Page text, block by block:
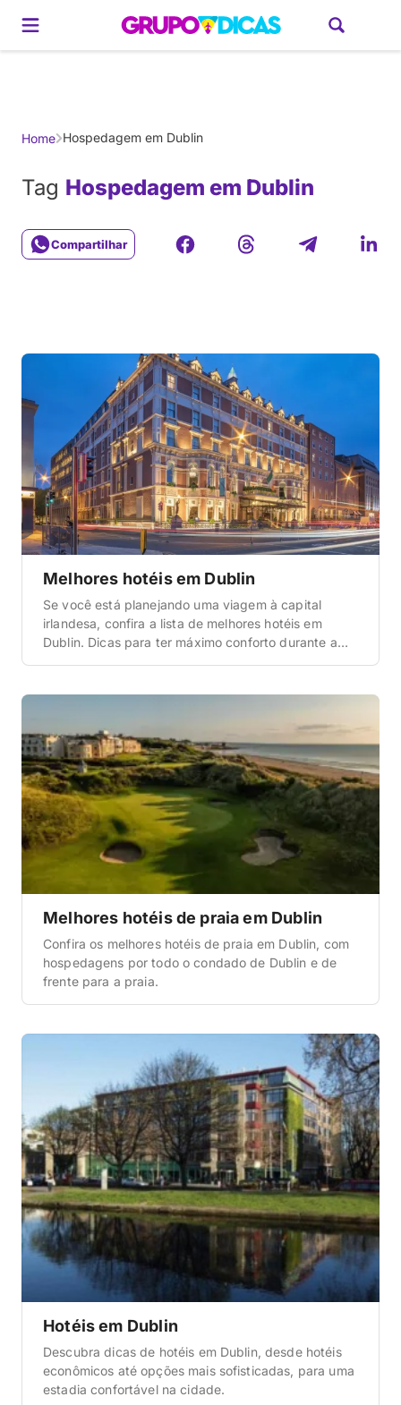
Gerador de RoteirosAmérica do SulBrasilCaribe EuropaEstados
Home Hospedagem em Dublin
Tag Hospedagem em Dublin
Compartilhar
Melhores hotéis em Dublin
Se você está planejando uma viagem à capital
irlandesa, confira a lista de melhores hotéis em
Dublin. Dicas para ter máximo conforto durante a
Melhores hotéis de praia em Dublin
Confira os melhores hotéis de praia em Dublin, com
hospedagens por todo o condado de Dublin e de
frente para a praia.
Hotéis em Dublin
Descubra dicas de hotéis em Dublin, desde hotéis
econômicos até opções mais sofisticadas, para uma
estadia confortável na cidade.